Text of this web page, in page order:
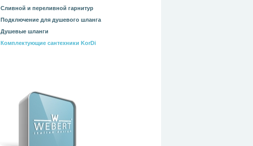
Сливной и переливной гарнитур
Подключение для душевого шланга
Душевые шланги
Комплектующие сантехники KorDi